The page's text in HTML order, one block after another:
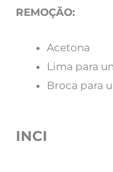
REMOÇÃO:
Acetona
Lima para
Broca para
INCI